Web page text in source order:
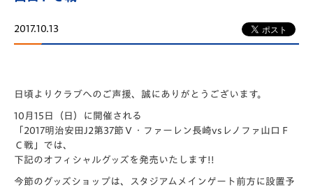
2017.10.13
日頃よりクラブへのご声援、誠にありがとうございます。
10月15日（日）に開催される
「2017明治安田J2第37節Ｖ・ファーレン長崎vsレノファ山口Ｆ
Ｃ戦」では、
下記のオフィシャルグッズを発売いたします!!
今節のグッズショップは、スタジアムメインゲート前方に設置予